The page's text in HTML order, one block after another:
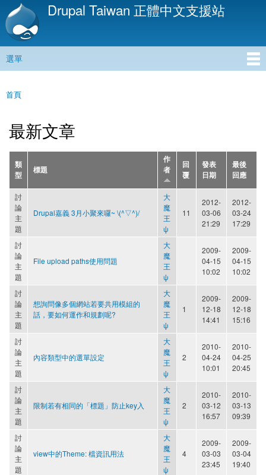
移
內
Drupal Taiwan 正體中文支援站
主選單
選單
您在這裡
首頁
最新文章
類
型
標題
作
者
回
覆
發表
日期
最後
回應
討
論
主
題
Drupal嘉義 3月小聚來囉~ \(^▽^)/
大
魔
王
ψ
11
2012-
03-06
21:29
2012-
03-24
17:29
討
論
主
題
File upload paths使用問題
大
魔
王
ψ
2009-
04-15
10:02
2009-
04-15
10:02
討
論
主
題
想詢問像多個網站若要共用模組的
話，要如何運作和規劃呢?
大
魔
王
ψ
1
2009-
12-18
14:41
2009-
12-18
15:16
討
論
主
題
內容類型中的選單設定
大
魔
王
ψ
2
2010-
04-24
10:01
2010-
04-25
20:45
討
論
主
題
限制若有相同的「標題」防止key入
大
魔
王
ψ
2
2010-
03-12
16:57
2010-
03-13
09:39
討
論
主
題
view中的Theme: 檔資訊用法
大
魔
王
ψ
4
2009-
03-03
23:45
2009-
03-04
19:40